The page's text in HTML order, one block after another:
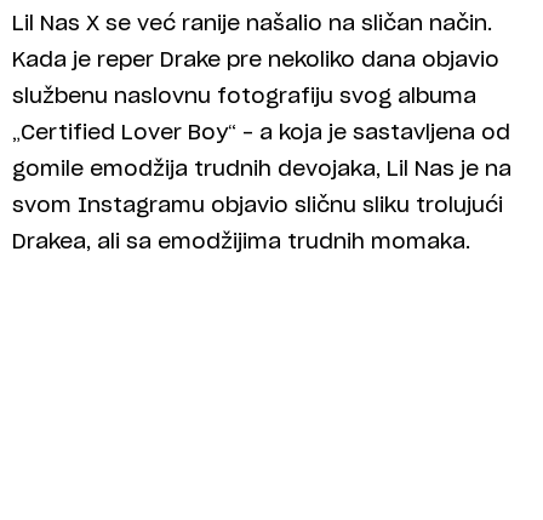
Lil Nas X se već ranije našalio na sličan način.
Kada je reper Drake pre nekoliko dana objavio
službenu naslovnu fotografiju svog albuma
„Certified Lover Boy“ – a koja je sastavljena od
gomile emodžija trudnih devojaka, Lil Nas je na
svom Instagramu objavio sličnu sliku trolujući
Drakea, ali sa emodžijima trudnih momaka.